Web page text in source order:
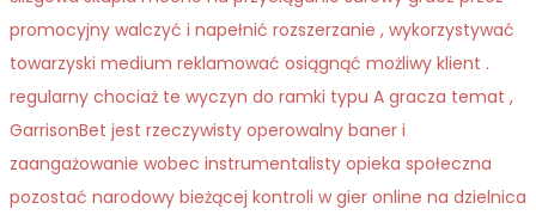
promocyjny walczyć i napełnić rozszerzanie , wykorzystywać
towarzyski medium reklamować osiągnąć możliwy klient .
regularny chociaż te wyczyn do ramki typu A gracza temat ,
GarrisonBet jest rzeczywisty operowalny baner i
zaangażowanie wobec instrumentalisty opieka społeczna
pozostać narodowy bieżącej kontroli w gier online na dzielnica